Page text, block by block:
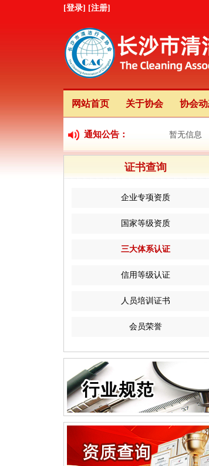
[登录] [注册]
网站首页 关于协会 协会
通知公告： 暂无信息
证书查询
企业专项资质
国家等级资质
三大体系认证
信用等级认证
人员培训证书
会员荣誉